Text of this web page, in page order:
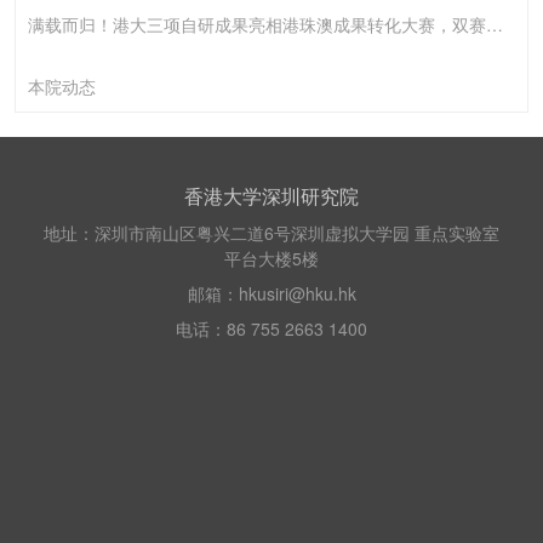
满载而归！港大三项自研成果亮相港珠澳成果转化大赛，双赛道斩获两项一等奖、一项三等奖
本院动态
香港大学深圳研究院
地址：深圳市南山区粤兴二道6号深圳虚拟大学园 重点实验室
平台大楼5楼
邮箱：hkusiri@hku.hk
电话：86 755 2663 1400